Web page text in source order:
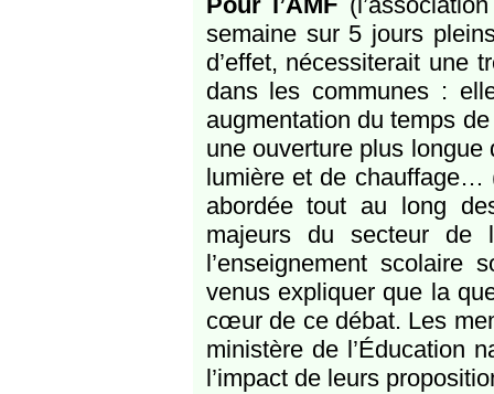
semaine sur 5 jours
d’effet, nécessiterait une
dans les communes :
augmentation du temps
une ouverture plus
lumière et de chauffage…
abordée tout au long
majeurs du secteur de
l’enseignement
venus expliquer que la
cœur de ce débat. Les
ministère de l’Éducation
l’impact de leurs